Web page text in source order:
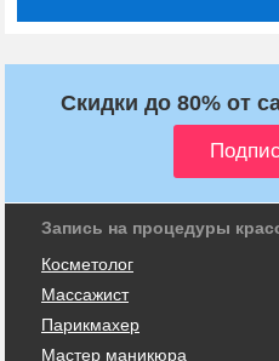
Скидки до 80% от
Запись на процедуры
Косметолог
Массажист
Парикмахер
Мастер маникюра